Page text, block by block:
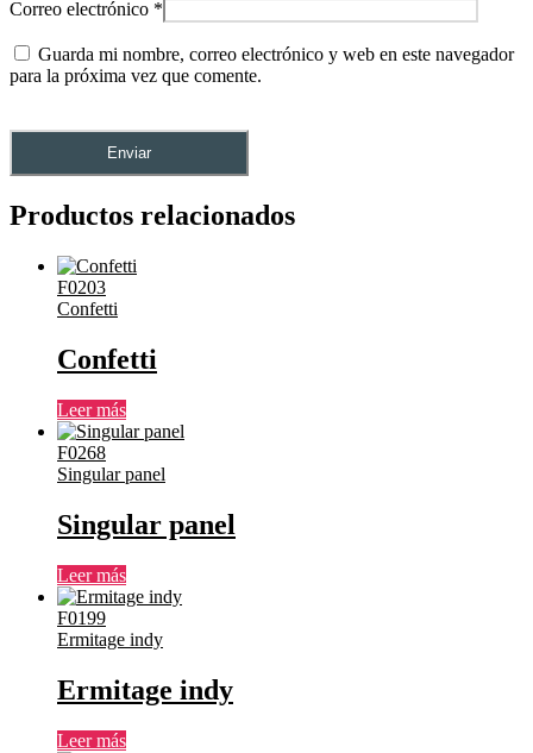
Correo electrónico *
Guarda mi nombre, correo electrónico y web en este navegador
para la próxima vez que comente.
Productos relacionados
F0203
Confetti
Confetti
Leer más
F0268
Singular panel
Singular panel
Leer más
F0199
Ermitage indy
Ermitage indy
Leer más